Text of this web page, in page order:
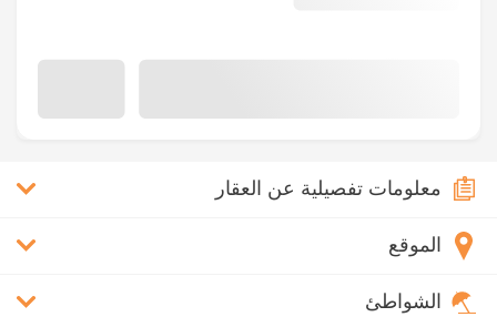
معلومات تفصيلية عن العقار
الموقع
الشواطئ